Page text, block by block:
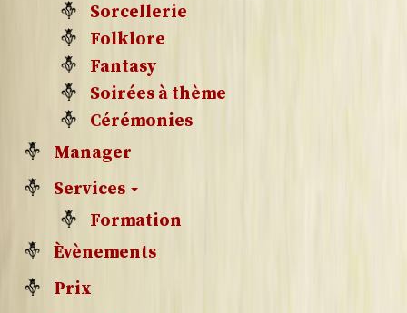
Sorcellerie
Folklore
Fantasy
Soirées à thème
Cérémonies
Manager
Services
Formation
Èvènements
Prix